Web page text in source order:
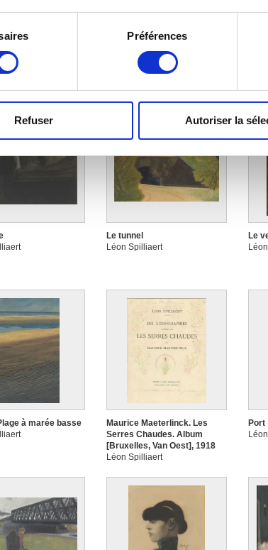
nous aimerions également :
des informations sur votre localisation
médias sociaux, de publicité et d'analyse, qui
fournies ou qu'ils ont collectées lors de votre
Préférences
Refuser Autoriser la
Léon Spilliaert
Le tunnel
Léon Spilliaert
Le
à marée basse
Maurice Maeterlinck. Les
Serres Chaudes. Album
[Bruxelles, Van Oest], 1918
Léon Spilliaert
Port